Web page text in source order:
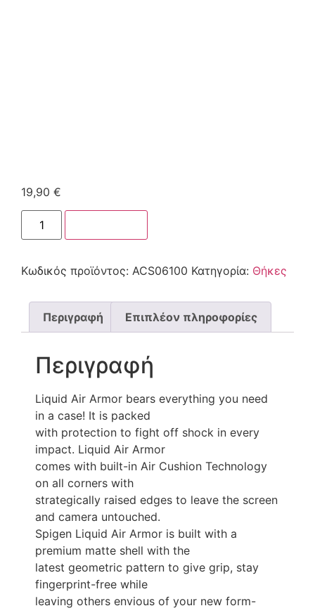
19,90 €
Κωδικός προϊόντος: ACS06100 Κατηγορία: Θήκες
Περιγραφή Επιπλέον πληροφορίες
Περιγραφή
Liquid Air Armor bears everything you need
in a case! It is packed
with protection to fight off shock in every
impact. Liquid Air Armor
comes with built-in Air Cushion Technology
on all corners with
strategically raised edges to leave the screen
and camera untouched.
Spigen Liquid Air Armor is built with a
premium matte shell with the
latest geometric pattern to give grip, stay
fingerprint-free while
leaving others envious of your new form-